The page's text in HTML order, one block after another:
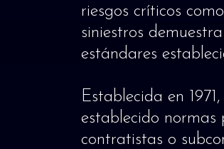
riesgos críticos
siniestros
estándares
Establecida en
establecido normas
contratistas o